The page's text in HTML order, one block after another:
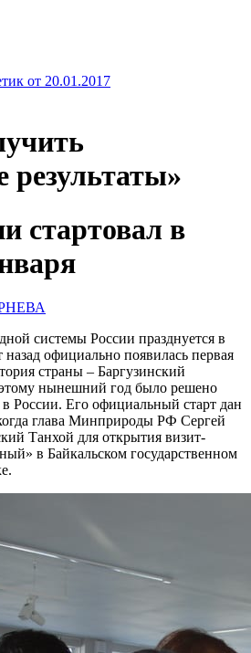
от 20.01.2017
результаты»
стартовал в
системы России празднуется в
назад официально появилась первая
страны – Баргузинский
нынешний год было решено
в России. Его официальный старт дан
глава Минприроды РФ Сергей
Танхой для открытия визит-
в Байкальском государственном